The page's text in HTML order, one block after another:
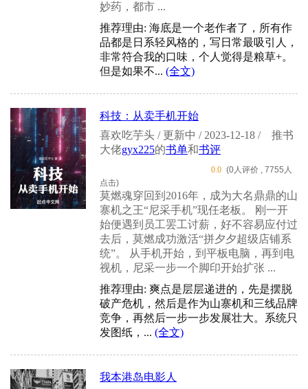
妙药，都市 ...
推荐理由: 海底是一个老作者了，所有作
品都是日系轻风格的，写日常最吸引人，
非常符合我的口味，个人觉得是粮草+。
但是如果不... (全文)
科技：从卖手机开始
喜欢吃芋头 / 更新中 / 2023-12-18 /
推书
大佬gyx225的书单和书评
0.0 (0人评价 , 7755人
点击)
莫燃魂穿回到2016年，成为大名鼎鼎的山
寨机之王“尼采手机”现任老板。 刚一开
始便遇到员工罢工讨薪，好不容易应付过
去后，莫燃成功激活“拼夕夕超级店铺系
统”。 从手机开始，到平板电脑，再到电
视机，尼采一步一个脚印开始扩张 ...
推荐理由: 爽点是层层递进的，先是摆脱
破产危机，然后是作为山寨机和三线品牌
竞争，再然后一步一步发展壮大。系统只
发图纸，... (全文)
我本港岛电影人